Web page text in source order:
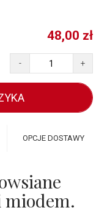
48,00 zł
- +
OPCJE DOSTAWY
miodem.